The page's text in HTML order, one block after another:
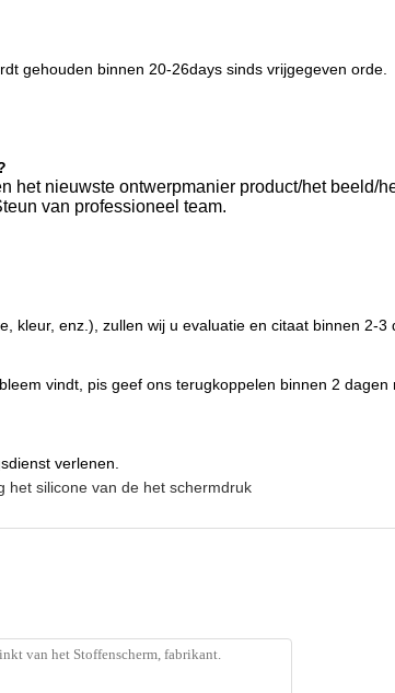
gehouden binnen 20-26days sinds vrijgegeven orde.
nieuwste ontwerpmanier product/het beeld/
van professioneel team.
kleur, enz.), zullen wij u evaluatie en citaat binnen 2-3
vindt, pis geef ons terugkoppelen binnen 2 dagen
verlenen.
het silicone van de het schermdruk